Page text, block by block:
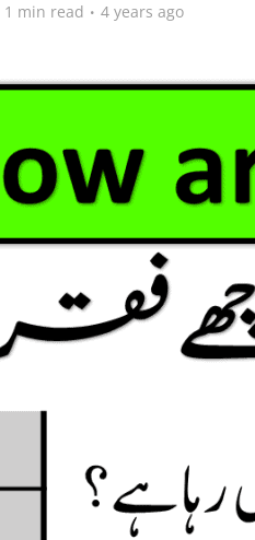
1 min read 4 years ago